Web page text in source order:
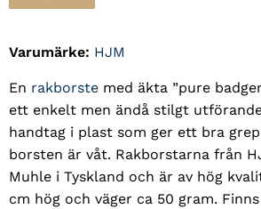
Varumärke: HJM
En rakborstemed äkta ”pure
ett enkelt men ändå stilgt
handtag i plast som ger ett bra
borsten är våt. Rakborstarna från
Muhle i Tyskland och är av hög
cm hög och väger ca 50 gram.